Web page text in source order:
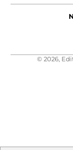
© 2026,